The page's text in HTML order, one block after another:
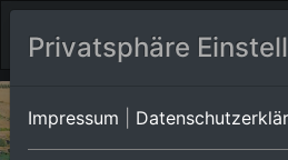
Privatsphäre
Impressum